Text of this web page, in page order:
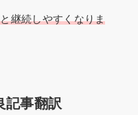
継続しやすくなりま
記事翻訳